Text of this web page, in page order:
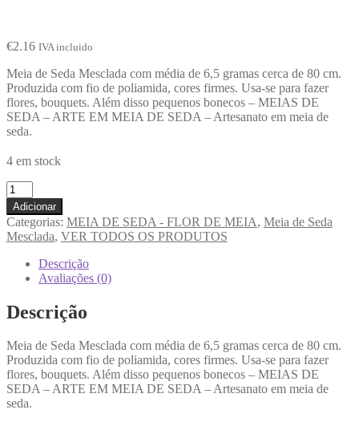
€2.16 IVA incluido
Meia de Seda Mesclada com média de 6,5 gramas cerca de 80 cm.
Produzida com fio de poliamida, cores firmes. Usa-se para fazer
flores, bouquets. Além disso pequenos bonecos – MEIAS DE
SEDA – ARTE EM MEIA DE SEDA – Artesanato em meia de
seda.
4 em stock
Adicionar
Categorias: MEIA DE SEDA - FLOR DE MEIA, Meia de Seda
Mesclada, VER TODOS OS PRODUTOS
Descrição
Avaliações (0)
Descrição
Meia de Seda Mesclada com média de 6,5 gramas cerca de 80 cm.
Produzida com fio de poliamida, cores firmes. Usa-se para fazer
flores, bouquets. Além disso pequenos bonecos – MEIAS DE
SEDA – ARTE EM MEIA DE SEDA – Artesanato em meia de
seda.